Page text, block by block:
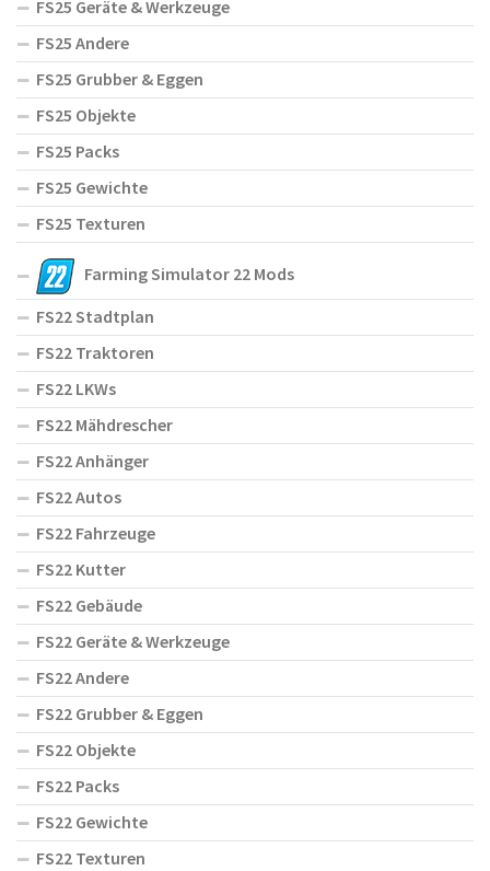
FS25 Geräte & Werkzeuge
FS25 Andere
FS25 Grubber & Eggen
FS25 Objekte
FS25 Packs
FS25 Gewichte
FS25 Texturen
Farming Simulator 22 Mods
FS22 Stadtplan
FS22 Traktoren
FS22 LKWs
FS22 Mähdrescher
FS22 Anhänger
FS22 Autos
FS22 Fahrzeuge
FS22 Kutter
FS22 Gebäude
FS22 Geräte & Werkzeuge
FS22 Andere
FS22 Grubber & Eggen
FS22 Objekte
FS22 Packs
FS22 Gewichte
FS22 Texturen